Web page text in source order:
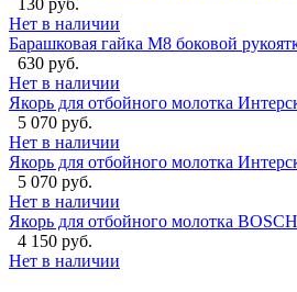
Нет в наличии
Барашковая гайка M8 боковой
630 руб.
Нет в наличии
Якорь для отбойного молотка
5 070 руб.
Нет в наличии
Якорь для отбойного молотка
5 070 руб.
Нет в наличии
Якорь для отбойного молотка
4 150 руб.
Нет в наличии